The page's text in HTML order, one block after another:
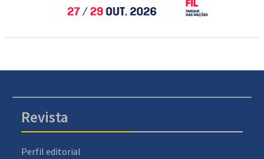
Revista
Perfil editorial